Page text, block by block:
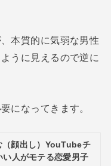
本質的に気弱な男性
うに見えるので逆に
になってきます。
（顔出し）YouTubeチ
い人がモテる恋愛男子